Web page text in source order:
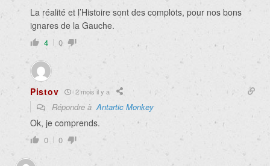
La réalité et l’Histoire sont des complots, pour nos bons
ignares de la Gauche.
4 0
Pistov 2 mois il y a
Répondre àAntartic Monkey
Ok, je comprends.
0 0